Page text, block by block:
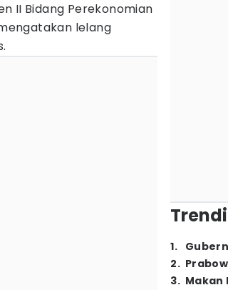
II Bidang Perekonomian
lelang
1.
2.
3. Makan